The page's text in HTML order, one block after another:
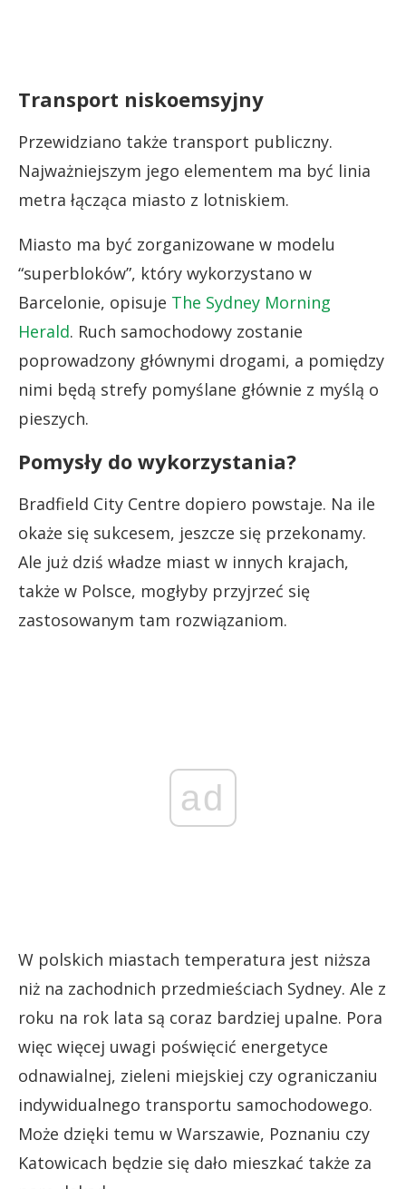
Transport niskoemsyjny
Przewidziano także transport publiczny.
Najważniejszym jego elementem ma być linia
metra łącząca miasto z lotniskiem.
Miasto ma być zorganizowane w modelu
“superbloków”, który wykorzystano w
Barcelonie, opisuje The Sydney Morning
Herald. Ruch samochodowy zostanie
poprowadzony głównymi drogami, a pomiędzy
nimi będą strefy pomyślane głównie z myślą o
pieszych.
Pomysły do wykorzystania?
Bradfield City Centre dopiero powstaje. Na ile
okaże się sukcesem, jeszcze się przekonamy.
Ale już dziś władze miast w innych krajach,
także w Polsce, mogłyby przyjrzeć się
zastosowanym tam rozwiązaniom.
ad
W polskich miastach temperatura jest niższa
niż na zachodnich przedmieściach Sydney. Ale z
roku na rok lata są coraz bardziej upalne. Pora
więc więcej uwagi poświęcić energetyce
odnawialnej, zieleni miejskiej czy ograniczaniu
indywidualnego transportu samochodowego.
Może dzięki temu w Warszawie, Poznaniu czy
Katowicach będzie się dało mieszkać także za